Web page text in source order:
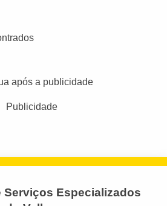
após a publicidade
Publicidade
Serviços Especializados